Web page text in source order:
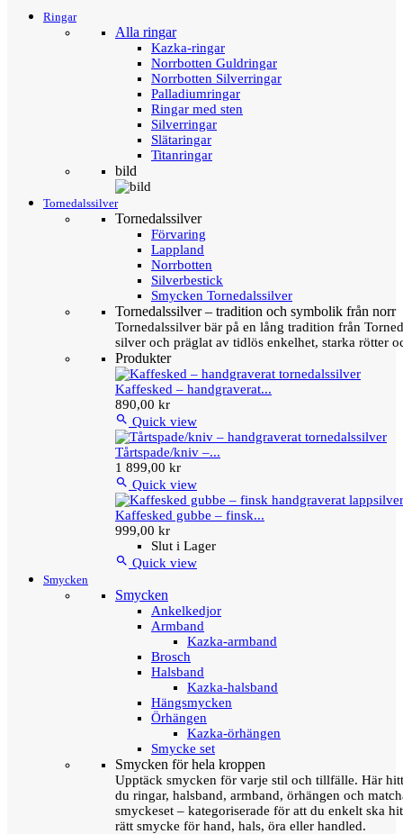
Ringar
Alla ringar
Kazka-ringar
Norrbotten Guldringar
Norrbotten Silverringar
Palladiumringar
Ringar med sten
Silverringar
Slätaringar
Titanringar
bild
Tornedalssilver
Tornedalssilver
Förvaring
Lappland
Norrbotten
Silverbestick
Smycken Tornedalssilver
Tornedalssilver – tradition och symbolik från norr
Tornedalssilver bär på en lång tradition från
silver och präglat av tidlös enkelhet, starka rötter
Produkter
Kaffesked – handgraverat...
890,00 kr
 Quick view
Tårtspade/kniv –...
1 899,00 kr
 Quick view
Kaffesked gubbe – finsk...
999,00 kr
Slut i Lager
 Quick view
Smycken
Smycken
Ankelkedjor
Armband
Kazka-armband
Brosch
Halsband
Kazka-halsband
Hängsmycken
Örhängen
Kazka-örhängen
Smycke set
Smycken för hela kroppen
Upptäck smycken för varje stil och tillfälle. Här
du ringar, halsband, armband, örhängen och
smyckeset – kategoriserade för att du enkelt ska
rätt smycke för hand, hals, öra eller handled.